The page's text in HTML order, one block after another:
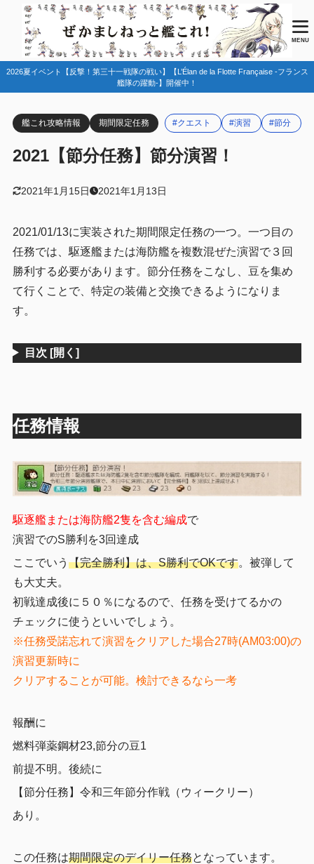
MENU
2026夏イベント【反撃！第三十一戦隊の戦い】【L’Élan de la Flotte Française -フランス
艦隊の躍動-】開催中！
艦これ攻略情報 期間限定任務 #クエスト #演習 #節分
2021【節分任務】節分演習！
2021年1月15日 2021年1月13日
2021/01/13に実装された期間限定任務の一つ。一つ目の
任務では、駆逐艦または海防艦を複数混ぜた演習で３回
勝利する必要があります。節分任務をこなし、豆を集め
て行くことで、特定の装備と交換できるようになりま
す。
目次 [開く]
任務情報
駆逐艦または海防艦2隻を含む編成で
演習でのS勝利を3回達成
ここでいう 【完全勝利】は、S勝利でOKです。被弾して
も大丈夫。
初戦達成後に５０％になるので、任務を受けてるかの
チェックに使うといいでしょう。
※任務受諾忘れて演習をクリアした場合27時(AM03:00)の
演習更新時に
クリアすることが可能。検討できるなら一考
報酬に
燃料弾薬鋼材23,節分の豆1
前提不明。後続に
【節分任務】令和三年節分作戦（ウィークリー）
あり。
この任務は期間限定のデイリー任務となっています。
目次
1
2 まとめ